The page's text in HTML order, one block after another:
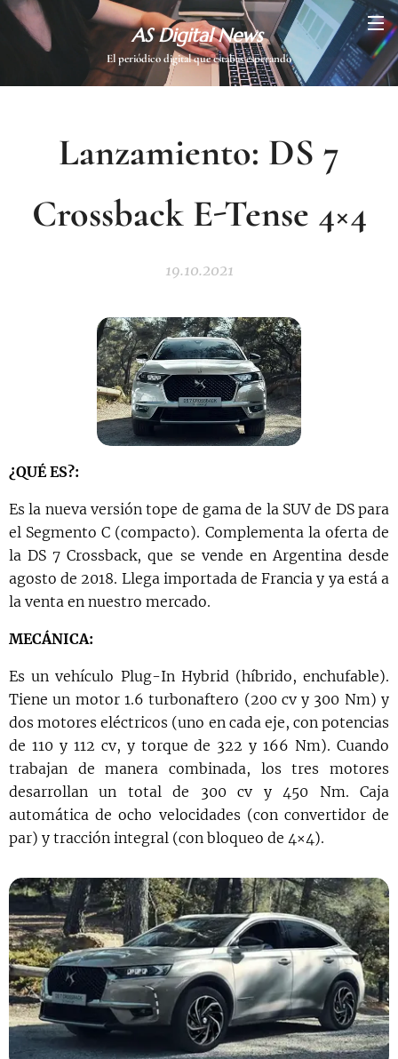
AS Digital News
El periódico digital que estabas esperando
Lanzamiento: DS 7
Crossback E-Tense 4×4
19.10.2021
¿QUÉ ES?:
Es la nueva versión tope de gama de la SUV de DS para
el Segmento C (compacto). Complementa la oferta de
la DS 7 Crossback, que se vende en Argentina desde
agosto de 2018. Llega importada de Francia y ya está a
la venta en nuestro mercado.
MECÁNICA:
Es un vehículo Plug-In Hybrid (híbrido, enchufable).
Tiene un motor 1.6 turbonaftero (200 cv y 300 Nm) y
dos motores eléctricos (uno en cada eje, con potencias
de 110 y 112 cv, y torque de 322 y 166 Nm). Cuando
trabajan de manera combinada, los tres motores
desarrollan un total de 300 cv y 450 Nm. Caja
automática de ocho velocidades (con convertidor de
par) y tracción integral (con bloqueo de 4×4).